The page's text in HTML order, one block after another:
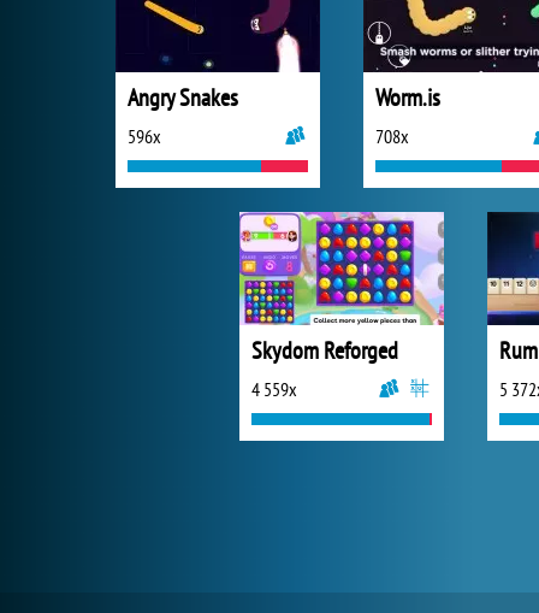
Angry Snakes
596x
Worm.is
708x
Skydom Reforged
4 559x 5